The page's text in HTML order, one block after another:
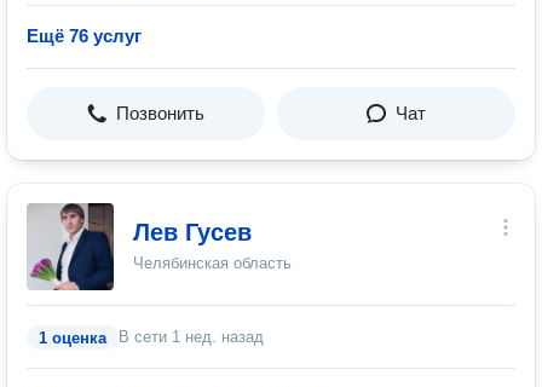
Ещё 76 услуг
Позвонить Чат
Лев Гусев
Челябинская область
1 оценка В сети 1 нед. назад